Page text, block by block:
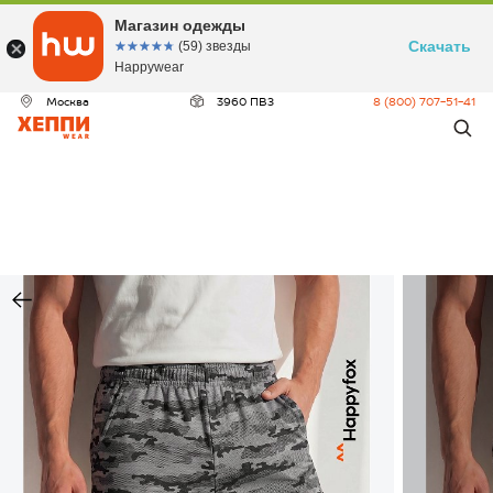
Москва 3960 ПВЗ 8 (800) 707-51-41
Магазин одежды
☆☆☆☆☆
★★★★★ (59) звезды
Happywear
Скачать